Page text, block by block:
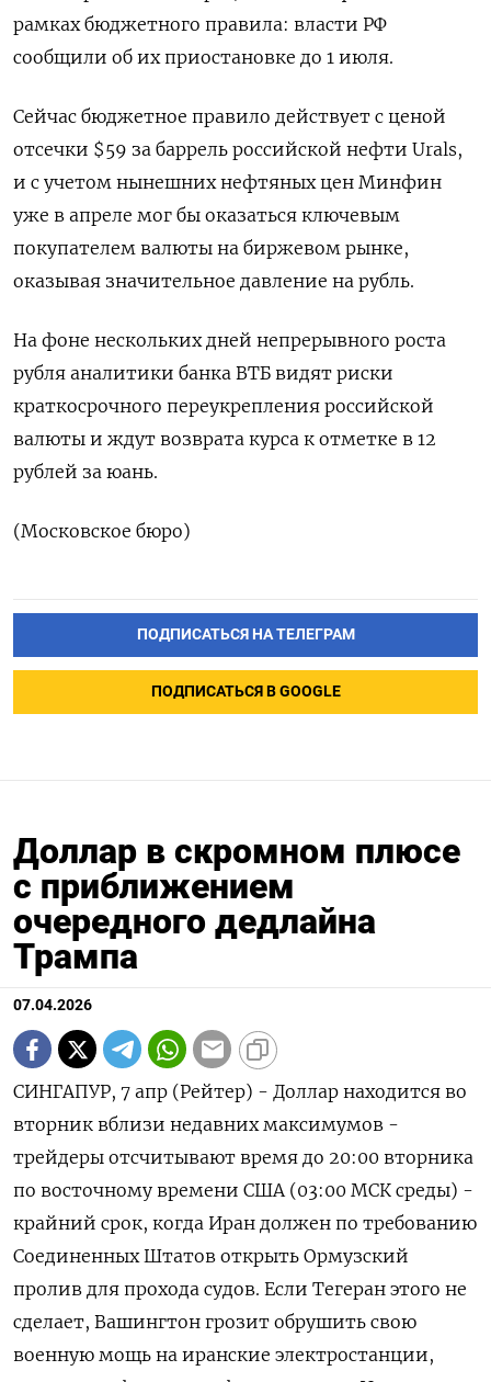
рамках бюджетного правила: власти РФ
сообщили об их приостановке до 1 июля.
Сейчас бюджетное правило ‌действует с ценой
отсечки $59 за баррель российской нефти Urals,
и с учетом нынешних нефтяных цен Минфин
уже ‌в апреле мог бы оказаться ключевым
покупателем валюты на биржевом рынке,
оказывая значительное давление на рубль.
На фоне нескольких ​дней непрерывного роста
рубля аналитики банка ВТБ видят риски
краткосрочного переукрепления российской
валюты и ждут ‌возврата курса к отметке в 12
рублей за юань.
(Московское бюро)
ПОДПИСАТЬСЯ НА ТЕЛЕГРАМ
ПОДПИСАТЬСЯ В GOOGLE
Доллар в скромном плюсе
с приближением
очередного дедлайна
Трампа
07.04.2026
СИНГАПУР, 7 апр (Рейтер) - Доллар находится во
вторник вблизи недавних максимумов -
трейдеры отсчитывают время до 20:00 вторника
по восточному времени США (03:00 МСК среды) -
крайний срок, когда Иран должен ‌по требованию
Соединенных Штатов открыть Ормузский
пролив для прохода судов. Если Тегеран этого не
сделает, Вашингтон грозит обрушить свою
военную мощь на иранские электростанции,